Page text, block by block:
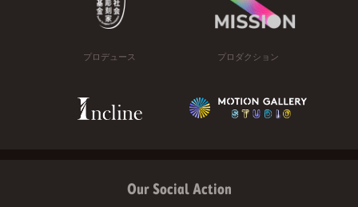
プロデュース プロダクション
Our Social Action